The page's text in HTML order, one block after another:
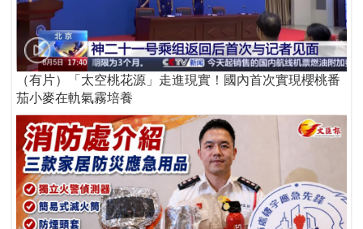
（有片）「太空桃花源」走進現實！國內首次實現櫻桃番
茄小麥在軌氣霧培養